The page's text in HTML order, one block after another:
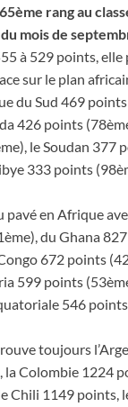
rang au
mois de
à 529 points, elle
sur le plan
du Sud 469
426 points
le Soudan
333 points
pavé en Afrique
du Ghana 827
672 points
599 points
546
toujours
la Colombie 1224
Chili 1149 points,